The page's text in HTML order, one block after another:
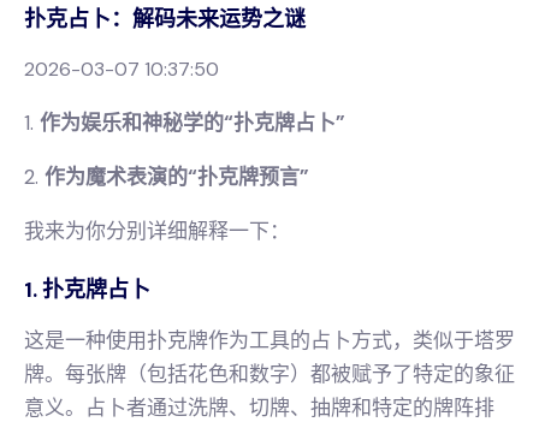
扑克占卜：解码未来运势之谜
2026-03-07 10:37:50
1. 作为娱乐和神秘学的“扑克牌占卜”
2. 作为魔术表演的“扑克牌预言”
我来为你分别详细解释一下：
1. 扑克牌占卜
这是一种使用扑克牌作为工具的占卜方式，类似于塔罗
牌。每张牌（包括花色和数字）都被赋予了特定的象征
意义。占卜者通过洗牌、切牌、抽牌和特定的牌阵排